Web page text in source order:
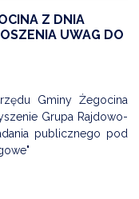
Z DNIA
UWAG DO
Gminy Żegocina
Grupa Rajdowo-
publicznego pod